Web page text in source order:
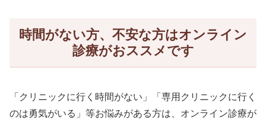
時間がない方、不安な方はオンライン
診療がおススメです
「クリニックに行く時間がない」「専用クリニックに行く
のは勇気がいる」等お悩みがある方は、オンライン診療が